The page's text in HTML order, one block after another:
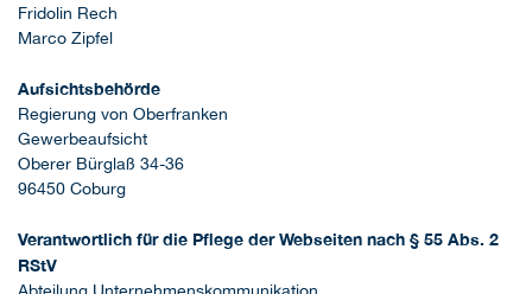
Fridolin Rech
Marco Zipfel
Aufsichtsbehörde
Regierung von Oberfranken
Gewerbeaufsicht
Oberer Bürglaß 34-36
96450 Coburg
Verantwortlich für die Pflege der Webseiten nach § 55 Abs. 2
RStV